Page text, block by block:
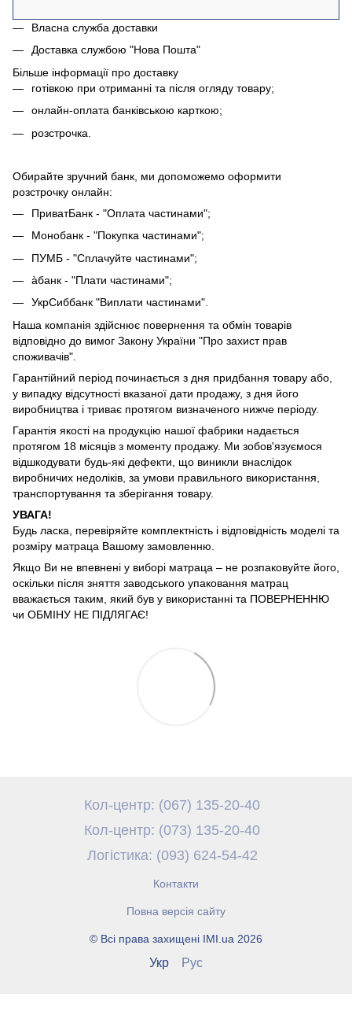
Власна служба доставки
Доставка службою "Нова Пошта"
Більше інформації про доставку
готівкою при отриманні та після огляду товару;
онлайн-оплата банківською карткою;
розстрочка.
Обирайте зручний банк, ми допоможемо оформити
розстрочку онлайн:
ПриватБанк - "Оплата частинами";
Монобанк - "Покупка частинами";
ПУМБ - "Сплачуйте частинами";
àбанк - "Плати частинами";
УкрСиббанк "Виплати частинами".
Наша компанія здійснює повернення та обмін товарів
відповідно до вимог Закону України "Про захист прав
споживачів".
Гарантійний період починається з дня придбання товару або,
у випадку відсутності вказаної дати продажу, з дня його
виробництва і триває протягом визначеного нижче періоду.
Гарантія якості на продукцію нашої фабрики надається
протягом 18 місяців з моменту продажу. Ми зобов'язуємося
відшкодувати будь-які дефекти, що виникли внаслідок
виробничих недоліків, за умови правильного використання,
транспортування та зберігання товару.
УВАГА!
Будь ласка, перевіряйте комплектність і відповідність моделі та
розміру матраца Вашому замовленню.
Якщо Ви не впевнені у виборі матраца – не розпаковуйте його,
оскільки після зняття заводського упаковання матрац
вважається таким, який був у використанні та ПОВЕРНЕННЮ
чи ОБМІНУ НЕ ПІДЛЯГАЄ!
Кол-центр: (067) 135-20-40
Кол-центр: (073) 135-20-40
Логістика: (093) 624-54-42
Контакти
Повна версія сайту
© Всі права захищені IMI.ua 2026
Укр Рус